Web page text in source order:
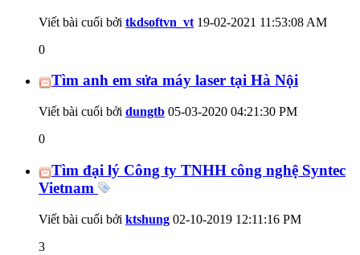
Viết bài cuối bởi tkdsoftvn_vt 19-02-2021 11:53:08 AM
0
Tìm anh em sửa máy laser tại Hà Nội
Viết bài cuối bởi dungtb 05-03-2020 04:21:30 PM
0
Tìm đại lý Công ty TNHH công nghệ Syntec
Vietnam
Viết bài cuối bởi ktshung 02-10-2019 12:11:16 PM
3